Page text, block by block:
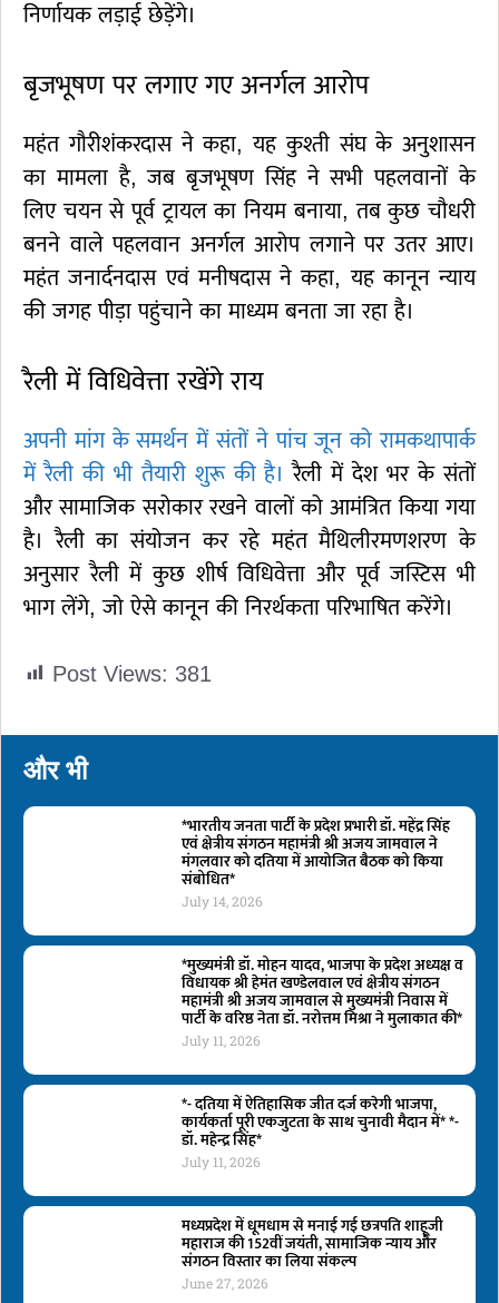
निर्णायक लड़ाई छेड़ेंगे।
बृजभूषण पर लगाए गए अनर्गल आरोप
महंत गौरीशंकरदास ने कहा, यह कुश्ती संघ के अनुशासन
का मामला है, जब बृजभूषण सिंह ने सभी पहलवानों के
लिए चयन से पूर्व ट्रायल का नियम बनाया, तब कुछ चौधरी
बनने वाले पहलवान अनर्गल आरोप लगाने पर उतर आए।
महंत जनार्दनदास एवं मनीषदास ने कहा, यह कानून न्याय
की जगह पीड़ा पहुंचाने का माध्यम बनता जा रहा है।
रैली में विधिवेत्ता रखेंगे राय
अपनी मांग के समर्थन में संतों ने पांच जून को रामकथापार्क
में रैली की भी तैयारी शुरू की है। रैली में देश भर के संतों
और सामाजिक सरोकार रखने वालों को आमंत्रित किया गया
है। रैली का संयोजन कर रहे महंत मैथिलीरमणशरण के
अनुसार रैली में कुछ शीर्ष विधिवेत्ता और पूर्व जस्टिस भी
भाग लेंगे, जो ऐसे कानून की निरर्थकता परिभाषित करेंगे।
Post Views: 381
और भी
*भारतीय जनता पार्टी के प्रदेश प्रभारी डॉ. महेंद्र सिंह
एवं क्षेत्रीय संगठन महामंत्री श्री अजय जामवाल ने
मंगलवार को दतिया में आयोजित बैठक को किया
संबोधित*
July 14, 2026
*मुख्यमंत्री डॉ. मोहन यादव, भाजपा के प्रदेश अध्यक्ष व
विधायक श्री हेमंत खण्डेलवाल एवं क्षेत्रीय संगठन
महामंत्री श्री अजय जामवाल से मुख्यमंत्री निवास में
पार्टी के वरिष्ठ नेता डॉ. नरोत्तम मिश्रा ने मुलाकात की*
July 11, 2026
*- दतिया में ऐतिहासिक जीत दर्ज करेगी भाजपा,
कार्यकर्ता पूरी एकजुटता के साथ चुनावी मैदान में* *-
डॉ. महेन्द्र सिंह*
July 11, 2026
मध्यप्रदेश में धूमधाम से मनाई गई छत्रपति शाहूजी
महाराज की 152वीं जयंती, सामाजिक न्याय और
संगठन विस्तार का लिया संकल्प
June 27, 2026